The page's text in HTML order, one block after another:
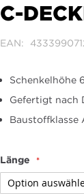
C-
EAN
Schenkelhöhe
Gefertigt nach
Baustoffklasse
Länge